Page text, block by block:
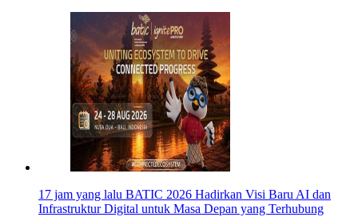
17 jam yang lalu BATIC 2026 Hadirkan Visi Baru AI dan
Infrastruktur Digital untuk Masa Depan yang Terhubung